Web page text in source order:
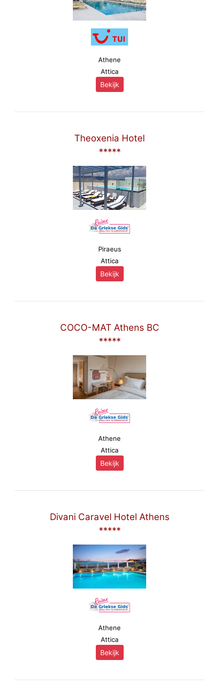
Athene
Attica
Bekijk
Theoxenia Hotel
*****
Piraeus
Attica
Bekijk
COCO-MAT Athens BC
*****
Athene
Attica
Bekijk
Divani Caravel Hotel Athens
*****
Athene
Attica
Bekijk